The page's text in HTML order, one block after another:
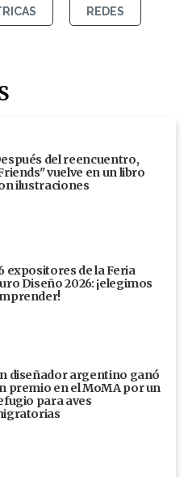
REDES
del reencuentro,
vuelve en un libro
ilustraciones
expositores de la Feria
Diseño 2026: ¡elegimos
diseñador argentino ganó
premio en el MoMA por un
para aves